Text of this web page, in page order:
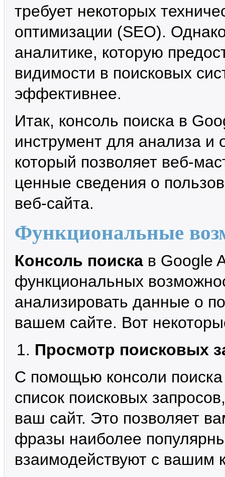
требует некоторых
оптимизации (SEO).
аналитике, которую
видимости в поисковых
эффективнее.
Итак, консоль поиска в
инструмент для анализа и
который позволяет веб-
ценные сведения о
веб-сайта.
Функциональные
Консоль поиска в Google
функциональных
анализировать данные о
вашем сайте. Вот
Просмотр поисковых
С помощью консоли
список поисковых
ваш сайт. Это позволяет
фразы наиболее
взаимодействуют с вашим